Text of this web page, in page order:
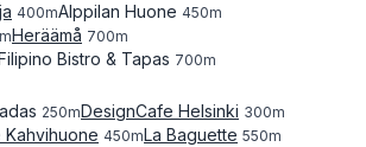
400mAlppilan Huone 450m
mHeräämå 700m
Bistro & Tapas 700m
250mDesignCafe Helsinki 300m
Kahvihuone 450mLa Baguette 550m